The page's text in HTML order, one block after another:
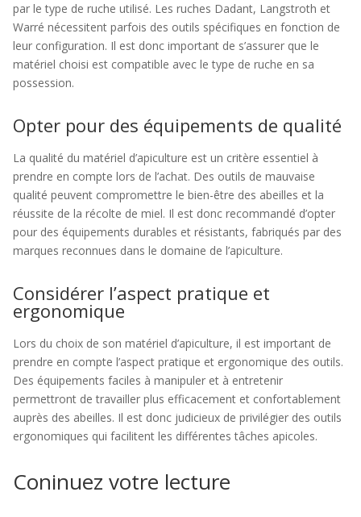
par le type de ruche utilisé. Les ruches Dadant, Langstroth et
Warré nécessitent parfois des outils spécifiques en fonction de
leur configuration. Il est donc important de s’assurer que le
matériel choisi est compatible avec le type de ruche en sa
possession.
Opter pour des équipements de qualité
La qualité du matériel d’apiculture est un critère essentiel à
prendre en compte lors de l’achat. Des outils de mauvaise
qualité peuvent compromettre le bien-être des abeilles et la
réussite de la récolte de miel. Il est donc recommandé d’opter
pour des équipements durables et résistants, fabriqués par des
marques reconnues dans le domaine de l’apiculture.
Considérer l’aspect pratique et
ergonomique
Lors du choix de son matériel d’apiculture, il est important de
prendre en compte l’aspect pratique et ergonomique des outils.
Des équipements faciles à manipuler et à entretenir
permettront de travailler plus efficacement et confortablement
auprès des abeilles. Il est donc judicieux de privilégier des outils
ergonomiques qui facilitent les différentes tâches apicoles.
Coninuez votre lecture